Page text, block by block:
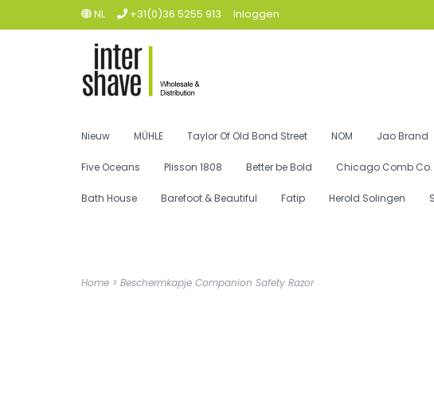
NL +31(0)36 5255 913 Inloggen
Nieuw MÜHLE Taylor Of Old Bond Street NOM Jao Brand
Five Oceans Plisson 1808 Better be Bold Chicago Comb Co.
Bath House Barefoot & Beautiful Fatip Herold Solingen
Home > Beschermkapje Companion Safety Razor